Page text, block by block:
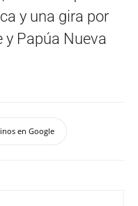
y una gira por
y Papúa Nueva
en Google